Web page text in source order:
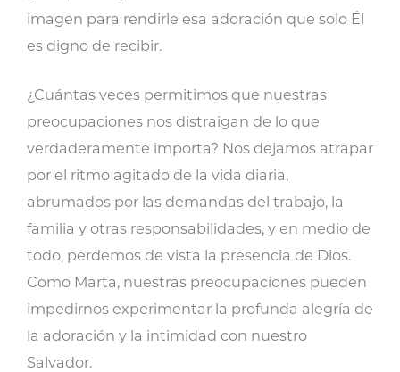
imagen para rendirle esa adoración que solo Él
es digno de recibir.
¿Cuántas veces permitimos que nuestras
preocupaciones nos distraigan de lo que
verdaderamente importa? Nos dejamos atrapar
por el ritmo agitado de la vida diaria,
abrumados por las demandas del trabajo, la
familia y otras responsabilidades, y en medio de
todo, perdemos de vista la presencia de Dios.
Como Marta, nuestras preocupaciones pueden
impedirnos experimentar la profunda alegría de
la adoración y la intimidad con nuestro
Salvador.